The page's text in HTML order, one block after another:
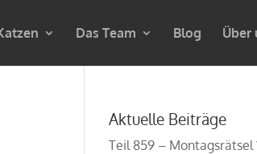
Das Team Blog Über
Aktuelle Beiträge
Teil 859 – Montagsrätsel